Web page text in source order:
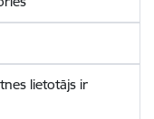
lietotājs ir